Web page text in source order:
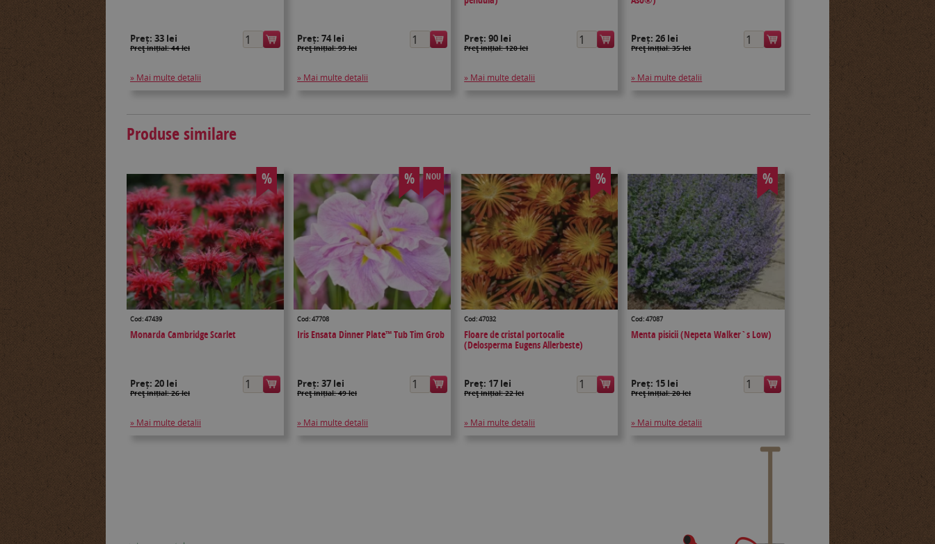
Preț: 33 lei
Preţ inițial: 44 lei
» Mai multe detalii
Preț:74 lei
Preţ inițial: 99 lei
» Mai multe detalii
Preț:90 lei
Preţ inițial: 120 lei
» Mai multe detalii
Preț:26 lei
Preţ inițial: 35 lei
» Mai multe detalii
Produse similare
%
Cod: 47439
Monarda Cambridge Scarlet
Preț: 20 lei
Preţ inițial: 26 lei
» Mai multe detalii
% NOU
Cod: 47708
Iris Ensata Dinner Plate™ Tub Tim Grob
Preț:37 lei
Preţ inițial: 49 lei
» Mai multe detalii
%
Cod: 47032
Floare de cristal portocalie
(Delosperma Eugens Allerbeste)
Preț: 17 lei
Preţ inițial: 22 lei
» Mai multe detalii
%
Cod: 47087
Menta pisicii (Nepeta Walker`s Low)
Preț: 15 lei
Preţ inițial: 20 lei
» Mai multe detalii